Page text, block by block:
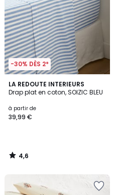
-30% DÈS 2*
LA REDOUTE INTERIEURS
Drap plat en coton, SOIZIC BLEU
à partir de
39,99 €
4,6
/ 5
4,6
/